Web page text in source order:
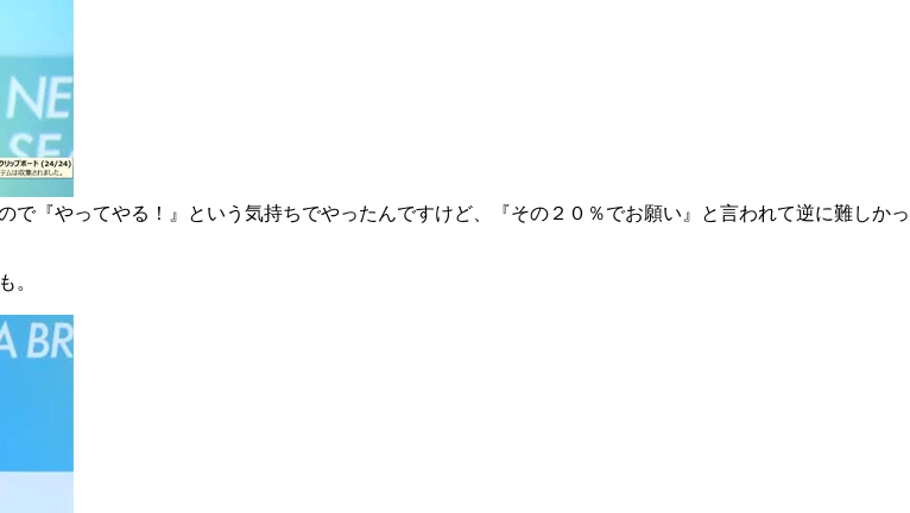
『やってやる！』という気持ちでやったんですけど、『その２０％でお願い』と言われて逆に難しかっ
。